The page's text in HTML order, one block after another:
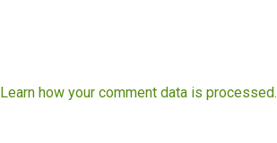
Learn how your comment data is processed.